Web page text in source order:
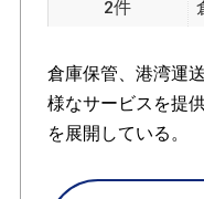
2件
倉庫保管、港湾運
様なサービスを提
を展開している。